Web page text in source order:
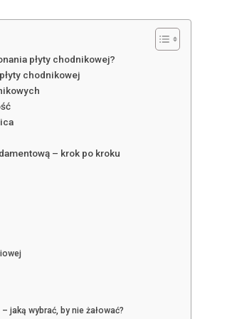
płyty chodnikowej?
chodnikowej
– krok po kroku
jaką wybrać, by nie żałować?